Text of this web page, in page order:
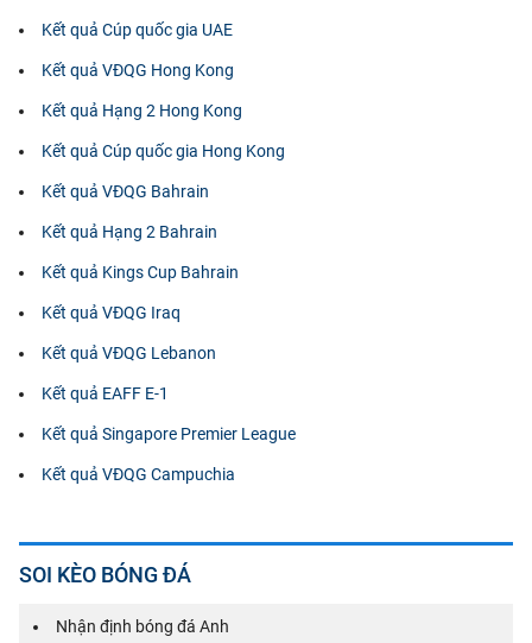
Kết quả Cúp quốc gia UAE
Kết quả VĐQG Hong Kong
Kết quả Hạng 2 Hong Kong
Kết quả Cúp quốc gia Hong Kong
Kết quả VĐQG Bahrain
Kết quả Hạng 2 Bahrain
Kết quả Kings Cup Bahrain
Kết quả VĐQG Iraq
Kết quả VĐQG Lebanon
Kết quả EAFF E-1
Kết quả Singapore Premier League
Kết quả VĐQG Campuchia
SOI KÈO BÓNG ĐÁ
Nhận định bóng đá Anh